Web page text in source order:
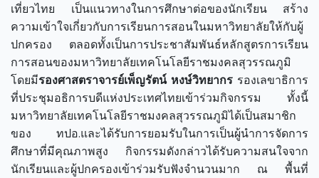
เที่ยวไทย เป็นแนวทางในการศึกษาต่อของนักเรียน สร้าง
ความเข้าใจเกี่ยวกับการเรียนการสอนในมหาวิทยาลัยให้กับผู้
ปกครอง ตลอดทั้งเป็นการประชาสัมพันธ์หลักสูตรการเรียน
การสอนของมหาวิทยาลัยเทคโนโลยีราชมงคลสุวรรณภูมิ
โดยมีรองศาสตราจารย์เพ็ญรัตน์ หงษ์วิทยากร รองเลขาธิการ
ที่ประชุมอธิการบดีแห่งประเทศไทยเข้าร่วมกิจกรรม ทั้งนี้
มหาวิทยาลัยเทคโนโลยีราชมงคลสุวรรณภูมิได้เป็นสมาชิก
ของ ทปอ.และได้รับการยอมรับในการเป็นผู้นำการจัดการ
ศึกษาที่มีคุณภาพสูง กิจกรรมดังกล่าวได้รับความสนใจจาก
นักเรียนและผู้ปกครองเข้าร่วมรับฟังจำนวนมาก ณ พื้นที่